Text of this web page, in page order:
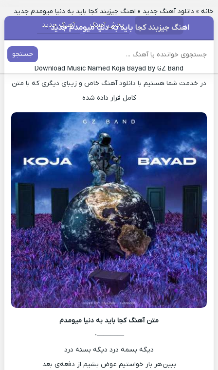
پخش آهنگ آهنگ جدید
جستجو
خانه» دانلود آهنگ جدید » اهنگ جیزبند کجا باید به دنیا میومدم جدید
اهنگ جیزبند کجا باید به دنیا میومدم جدید
دانلود آهنگ جدید کجا باید به دنیا میومدم جیزبند
Download Music Named Koja Bayad By GZ Band
در خدمت شما هستیم با دانلود آهنگ خاص و زیبای دیگری که با متن
کامل قرار داده شده
متن آهنگ کجا باید به دنیا میومدم
————-
دیگه بسمه درد دیگه بسته درد
ببین هر بار خواستیم عوض بشیم از دفعه‌ی بعد